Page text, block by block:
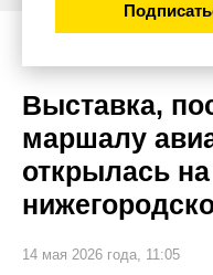
Выставка,
маршалу
открылась
14 мая 2026 года, 11:05